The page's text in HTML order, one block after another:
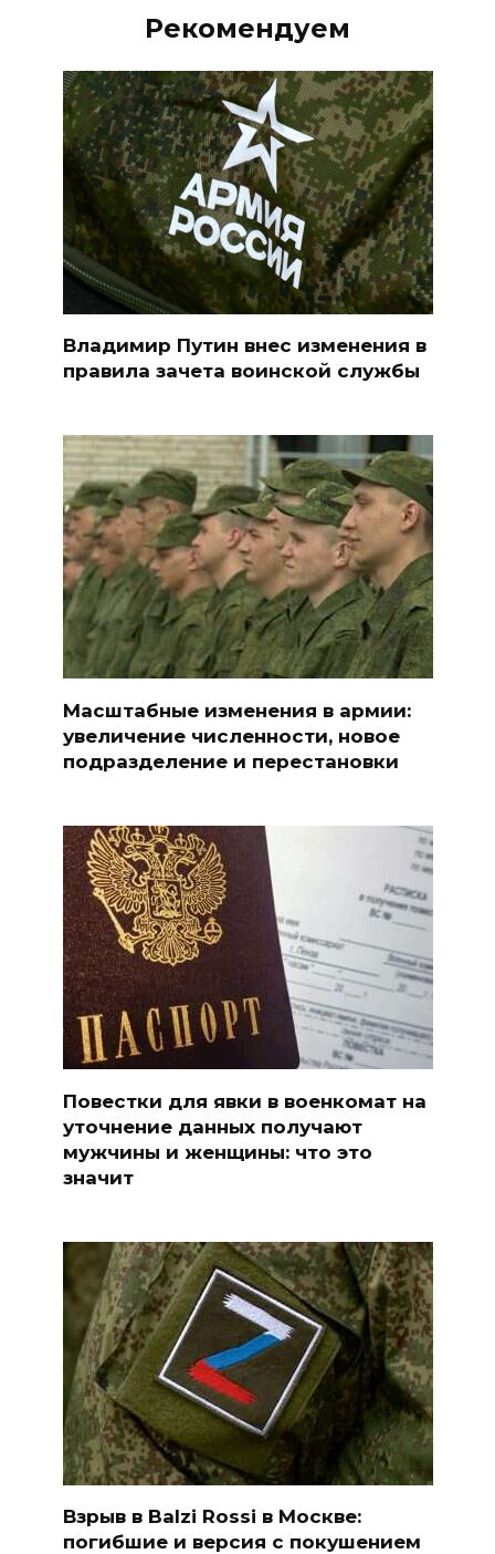
Рекомендуем
Владимир Путин внес изменения в
правила зачета воинской службы
Масштабные изменения в армии:
увеличение численности, новое
подразделение и перестановки
Повестки для явки в военкомат на
уточнение данных получают
мужчины и женщины: что это
значит
Взрыв в Balzi Rossi в Москве:
погибшие и версия с покушением